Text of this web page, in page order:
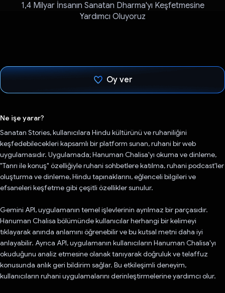
1,4 Milyar İnsanın Sanatan Dharma'yı Keşfetmesine
Yardımcı Oluyoruz
Oy ver
Ne işe yarar?
Sanatan Stories, kullanıcılara Hindu kültürünü ve ruhaniliğini
keşfedebilecekleri kapsamlı bir platform sunan, ruhani bir web
uygulamasıdır. Uygulamada; Hanuman Chalisa'yı okuma ve dinleme,
"Tanrı ile konuş" özelliğiyle ruhani sohbetlere katılma, ruhani podcast'ler
oluşturma ve dinleme, Hindu tapınaklarını, eğlenceli bilgileri ve
efsaneleri keşfetme gibi çeşitli özellikler sunulur.
Gemini API, uygulamanın temel işlevlerinin ayrılmaz bir parçasıdır.
Hanuman Chalisa bölümünde kullanıcılar herhangi bir kelimeyi
tıklayarak anında anlamını öğrenebilir ve bu kutsal metni daha iyi
anlayabilir. Ayrıca API, uygulamanın kullanıcıların Hanuman Chalisa'yı
okuduğunu analiz etmesine olanak tanıyarak doğruluk ve telaffuz
konusunda anlık geri bildirim sağlar. Bu etkileşimli deneyim,
kullanıcıların ruhani uygulamalarını derinleştirmelerine yardımcı olur.